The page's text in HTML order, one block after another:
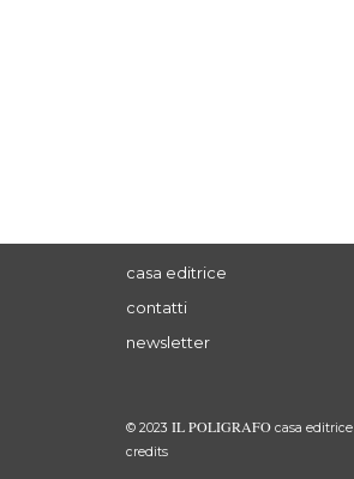
casa editrice
contatti
newsletter
© 2023 IL POLIGRAFO casa editrice
credits